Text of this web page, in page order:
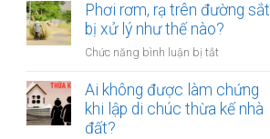
Phơi rơm, rạ trên đường sắt
bị xử lý như thế nào?
Chức năng bình luận bị tắt
rơm,
rạ
Ai không được làm chứng
khi lập di chúc thừa kế nhà
đất?